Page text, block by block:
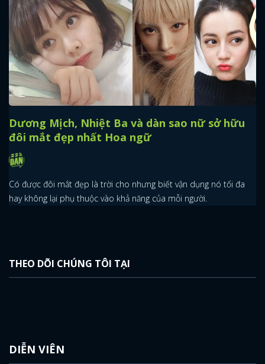
Dương Mịch, Nhiệt Ba và dàn sao nữ sở hữu
đôi mắt đẹp nhất Hoa ngữ
Có được đôi mắt đẹp là trời cho nhưng biết vận dụng nó tối đa
hay không lại phụ thuộc vào khả năng của mỗi người.
THEO DÕI CHÚNG TÔI TẠI
DIỄN VIÊN